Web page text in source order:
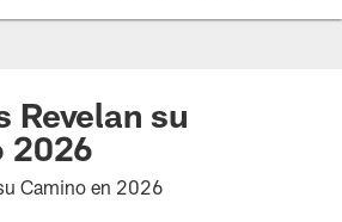
Home: The
Revelan su
2026
Camino en 2026